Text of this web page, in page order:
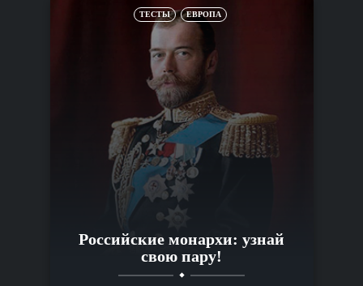
ТЕСТЫ ЕВРОПА
Российские монархи: узнай
свою пару!